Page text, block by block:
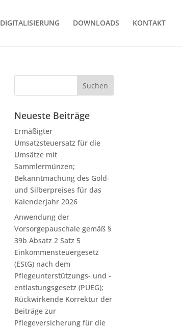
DIGITALISIERUNG DOWNLOADS KONTAKT
Neueste Beiträge
Ermäßigter
Umsatzsteuersatz für die
Umsätze mit
Sammlermünzen;
Bekanntmachung des Gold-
und Silberpreises für das
Kalenderjahr 2026
Anwendung der
Vorsorgepauschale gemäß §
39b Absatz 2 Satz 5
Einkommensteuergesetz
(EStG) nach dem
Pflegeunterstützungs- und -
entlastungsgesetz (PUEG);
Rückwirkende Korrektur der
Beiträge zur
Pflegeversicherung für die